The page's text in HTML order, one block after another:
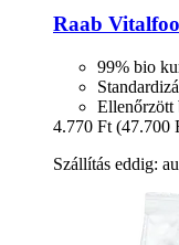
Raab
99% bio
Ellenőrzött
4.770 Ft (47.700
Szállítás eddig: